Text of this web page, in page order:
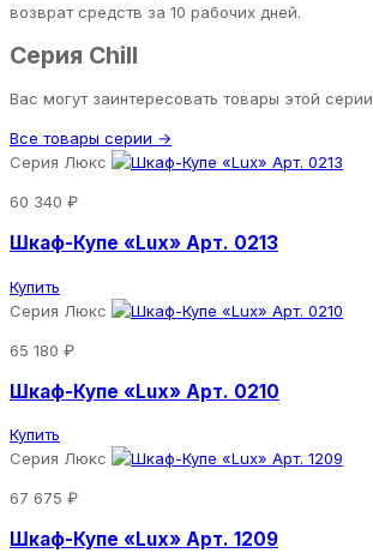
возврат средств за 10 рабочих дней.
Серия Chill
Вас могут заинтересовать товары этой серии
Все товары серии →
Серия Люкс
60 340 ₽
Шкаф-Купе «Lux» Арт. 0213
Купить
Серия Люкс
65 180 ₽
Шкаф-Купе «Lux» Арт. 0210
Купить
Серия Люкс
67 675 ₽
Шкаф-Купе «Lux» Арт. 1209